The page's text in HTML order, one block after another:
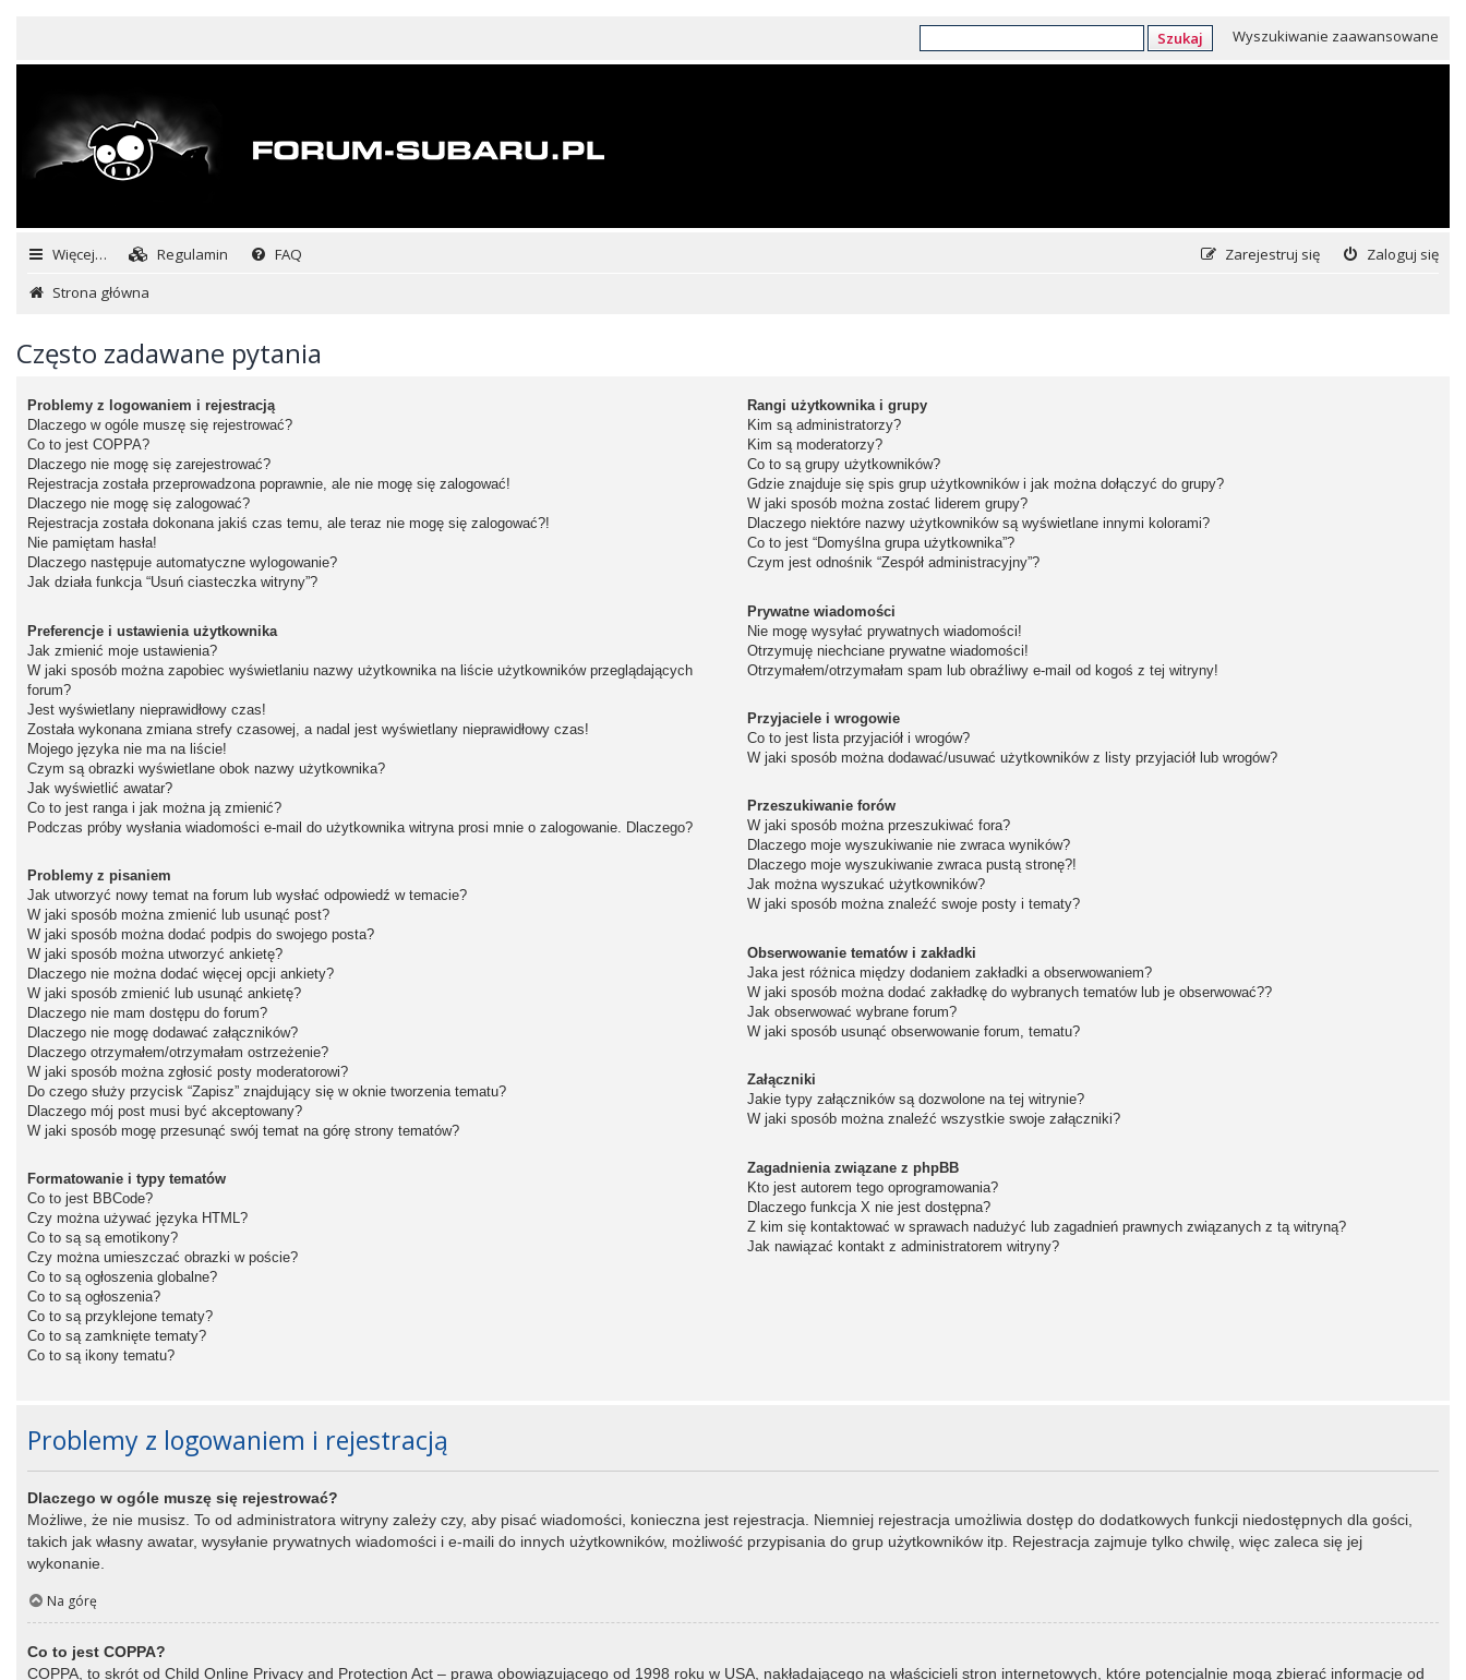
Szukaj Wyszukiwanie zaawansowane
Więcej… Regulamin FAQ Zaloguj się
Zarejestruj się
Strona główna
Często zadawane pytania
Problemy z logowaniem i rejestracją
Dlaczego w ogóle muszę się rejestrować?
Co to jest COPPA?
Dlaczego nie mogę się zarejestrować?
Rejestracja została przeprowadzona poprawnie, ale nie mogę się zalogować!
Dlaczego nie mogę się zalogować?
Rejestracja została dokonana jakiś czas temu, ale teraz nie mogę się zalogować?!
Nie pamiętam hasła!
Dlaczego następuje automatyczne wylogowanie?
Jak działa funkcja “Usuń ciasteczka witryny”?
Preferencje i ustawienia użytkownika
Jak zmienić moje ustawienia?
W jaki sposób można zapobiec wyświetlaniu nazwy użytkownika na liście użytkowników przeglądających
forum?
Jest wyświetlany nieprawidłowy czas!
Została wykonana zmiana strefy czasowej, a nadal jest wyświetlany nieprawidłowy czas!
Mojego języka nie ma na liście!
Czym są obrazki wyświetlane obok nazwy użytkownika?
Jak wyświetlić awatar?
Co to jest ranga i jak można ją zmienić?
Podczas próby wysłania wiadomości e-mail do użytkownika witryna prosi mnie o zalogowanie. Dlaczego?
Problemy z pisaniem
Jak utworzyć nowy temat na forum lub wysłać odpowiedź w temacie?
W jaki sposób można zmienić lub usunąć post?
W jaki sposób można dodać podpis do swojego posta?
W jaki sposób można utworzyć ankietę?
Dlaczego nie można dodać więcej opcji ankiety?
W jaki sposób zmienić lub usunąć ankietę?
Dlaczego nie mam dostępu do forum?
Dlaczego nie mogę dodawać załączników?
Dlaczego otrzymałem/otrzymałam ostrzeżenie?
W jaki sposób można zgłosić posty moderatorowi?
Do czego służy przycisk “Zapisz” znajdujący się w oknie tworzenia tematu?
Dlaczego mój post musi być akceptowany?
W jaki sposób mogę przesunąć swój temat na górę strony tematów?
Formatowanie i typy tematów
Co to jest BBCode?
Czy można używać języka HTML?
Co to są są emotikony?
Czy można umieszczać obrazki w poście?
Co to są ogłoszenia globalne?
Co to są ogłoszenia?
Co to są przyklejone tematy?
Co to są zamknięte tematy?
Co to są ikony tematu?
Rangi użytkownika i grupy
Kim są administratorzy?
Kim są moderatorzy?
Co to są grupy użytkowników?
Gdzie znajduje się spis grup użytkowników i jak można dołączyć do grupy?
W jaki sposób można zostać liderem grupy?
Dlaczego niektóre nazwy użytkowników są wyświetlane innymi kolorami?
Co to jest “Domyślna grupa użytkownika”?
Czym jest odnośnik “Zespół administracyjny”?
Prywatne wiadomości
Nie mogę wysyłać prywatnych wiadomości!
Otrzymuję niechciane prywatne wiadomości!
Otrzymałem/otrzymałam spam lub obraźliwy e-mail od kogoś z tej witryny!
Przyjaciele i wrogowie
Co to jest lista przyjaciół i wrogów?
W jaki sposób można dodawać/usuwać użytkowników z listy przyjaciół lub wrogów?
Przeszukiwanie forów
W jaki sposób można przeszukiwać fora?
Dlaczego moje wyszukiwanie nie zwraca wyników?
Dlaczego moje wyszukiwanie zwraca pustą stronę?!
Jak można wyszukać użytkowników?
W jaki sposób można znaleźć swoje posty i tematy?
Obserwowanie tematów i zakładki
Jaka jest różnica między dodaniem zakładki a obserwowaniem?
W jaki sposób można dodać zakładkę do wybranych tematów lub je obserwować??
Jak obserwować wybrane forum?
W jaki sposób usunąć obserwowanie forum, tematu?
Załączniki
Jakie typy załączników są dozwolone na tej witrynie?
W jaki sposób można znaleźć wszystkie swoje załączniki?
Zagadnienia związane z phpBB
Kto jest autorem tego oprogramowania?
Dlaczego funkcja X nie jest dostępna?
Z kim się kontaktować w sprawach nadużyć lub zagadnień prawnych związanych z tą witryną?
Jak nawiązać kontakt z administratorem witryny?
Problemy z logowaniem i rejestracją
Dlaczego w ogóle muszę się rejestrować?
Możliwe, że nie musisz. To od administratora witryny zależy czy, aby pisać wiadomości, konieczna jest rejestracja. Niemniej rejestracja umożliwia dostęp do dodatkowych funkcji niedostępnych dla gości,
takich jak własny awatar, wysyłanie prywatnych wiadomości i e-maili do innych użytkowników, możliwość przypisania do grup użytkowników itp. Rejestracja zajmuje tylko chwilę, więc zaleca się jej
wykonanie.
Na górę
Co to jest COPPA?
COPPA, to skrót od Child Online Privacy and Protection Act – prawa obowiązującego od 1998 roku w USA, nakładającego na właścicieli stron internetowych, które potencjalnie mogą zbierać informacje od